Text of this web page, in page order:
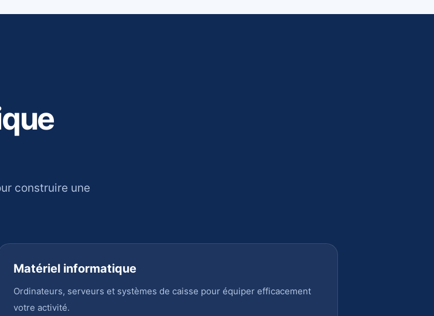
construire une
Matériel informatique
Ordinateurs, serveurs et systèmes de caisse pour équiper efficacement
votre activité.